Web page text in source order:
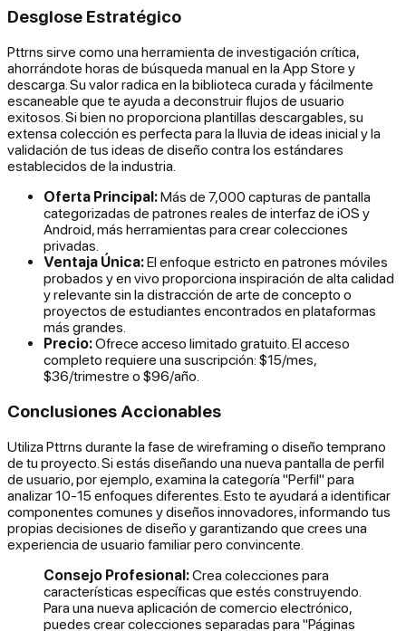
Desglose Estratégico
Pttrns sirve como una herramienta de investigación crítica,
ahorrándote horas de búsqueda manual en la App Store y
descarga. Su valor radica en la biblioteca curada y fácilmente
escaneable que te ayuda a deconstruir flujos de usuario
exitosos. Si bien no proporciona plantillas descargables, su
extensa colección es perfecta para la lluvia de ideas inicial y la
validación de tus ideas de diseño contra los estándares
establecidos de la industria.
Oferta Principal:Más de 7,000 capturas de pantalla
categorizadas de patrones reales de interfaz de iOS y
Android, más herramientas para crear colecciones
privadas.
Ventaja Única:El enfoque estricto en patrones móviles
probados y en vivo proporciona inspiración de alta calidad
y relevante sin la distracción de arte de concepto o
proyectos de estudiantes encontrados en plataformas
más grandes.
Precio:Ofrece acceso limitado gratuito. El acceso
completo requiere una suscripción: $15/mes,
$36/trimestre o $96/año.
Conclusiones Accionables
Utiliza Pttrns durante la fase de wireframing o diseño temprano
de tu proyecto. Si estás diseñando una nueva pantalla de perfil
de usuario, por ejemplo, examina la categoría "Perfil" para
analizar 10-15 enfoques diferentes. Esto te ayudará a identificar
componentes comunes y diseños innovadores, informando tus
propias decisiones de diseño y garantizando que crees una
experiencia de usuario familiar pero convincente.
Consejo Profesional:Crea colecciones para
características específicas que estés construyendo.
Para una nueva aplicación de comercio electrónico,
puedes crear colecciones separadas para "Páginas